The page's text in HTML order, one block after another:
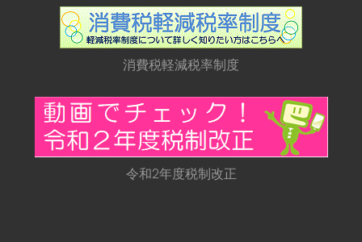
消費税軽減税率制度
令和2年度税制改正